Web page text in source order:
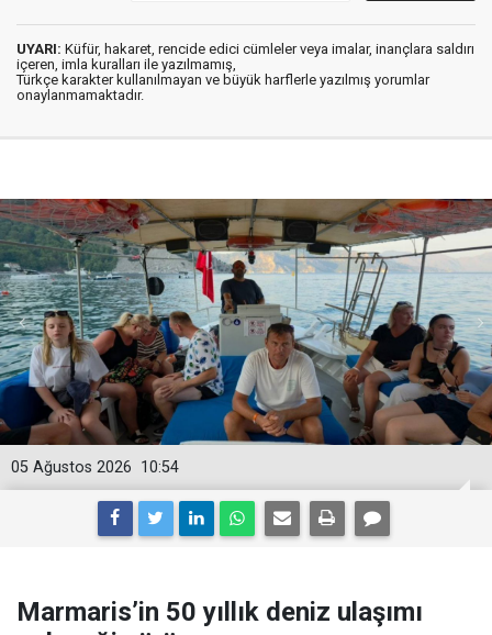
UYARI: Küfür, hakaret, rencide edici cümleler veya imalar, inançlara saldırı
içeren, imla kuralları ile yazılmamış,
Türkçe karakter kullanılmayan ve büyük harflerle yazılmış yorumlar
onaylanmamaktadır.
10:54
05 Ağustos 2026
Marmaris’in 50 yıllık deniz ulaşımı